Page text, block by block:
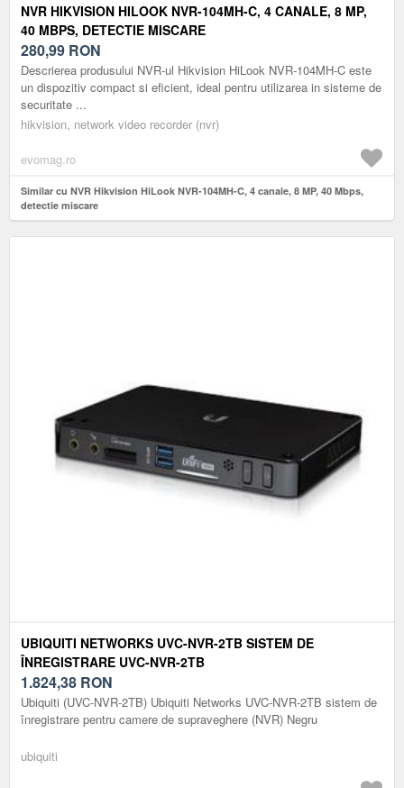
NVR HIKVISION HILOOK NVR-104MH-C, 4 CANALE, 8 MP,
40 MBPS, DETECTIE MISCARE
280,99 RON
Descrierea produsului NVR-ul Hikvision HiLook NVR-104MH-C este
un dispozitiv compact si eficient, ideal pentru utilizarea in sisteme de
securitate ...
hikvision, network video recorder (nvr)
evomag.ro
Similar cu NVR Hikvision HiLook NVR-104MH-C, 4 canale, 8 MP, 40 Mbps,
detectie miscare
UBIQUITI NETWORKS UVC-NVR-2TB SISTEM DE
ÎNREGISTRARE UVC-NVR-2TB
1.824,38 RON
Ubiquiti (UVC-NVR-2TB) Ubiquiti Networks UVC-NVR-2TB sistem de
înregistrare pentru camere de supraveghere (NVR) Negru
ubiquiti